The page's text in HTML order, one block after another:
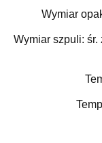
Wymiar
Wymiar szpuli: śr.